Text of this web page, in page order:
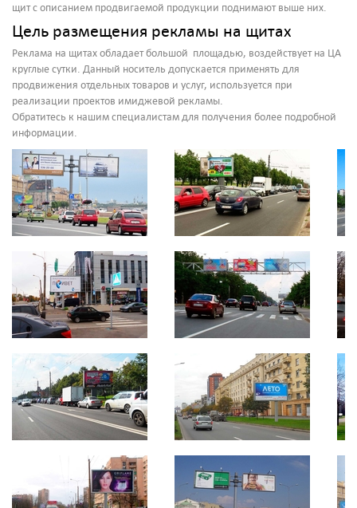
щит с описанием продвигаемой продукции поднимают выше них.
Цель размещения рекламы на щитах
Реклама на щитах обладает большой площадью, воздействует на ЦА
круглые сутки. Данный носитель допускается применять для
продвижения отдельных товаров и услуг, используется при
реализации проектов имиджевой рекламы.
Обратитесь к нашим специалистам для получения более подробной
информации.